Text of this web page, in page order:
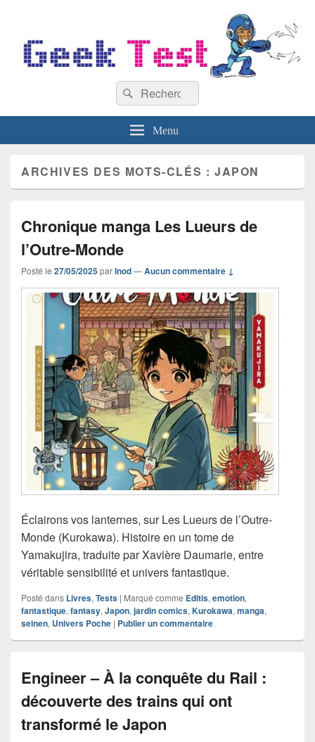
Recherche :
Rechercher
Menu
ARCHIVES DES MOTS-CLÉS :JAPON
Chronique manga Les Lueurs de
l’Outre-Monde
Posté le 27/05/2025parInod—Aucun commentaire ↓
Éclairons vos lanternes, sur Les Lueurs de l’Outre-
Monde (Kurokawa). Histoire en un tome de
Yamakujira, traduite par Xavière Daumarie, entre
véritable sensibilité et univers fantastique.
Posté dans Livres, Tests | Marqué comme Editis, emotion,
fantastique, fantasy, Japon, jardin comics, Kurokawa, manga,
seinen, Univers Poche | Publier un commentaire
Engineer – À la conquête du Rail :
découverte des trains qui ont
transformé le Japon